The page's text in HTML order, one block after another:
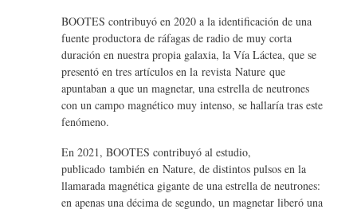
BOOTES contribuyó en 2020 a la identificación de una
fuente productora de ráfagas de radio de muy corta
duración en nuestra propia galaxia, la Vía Láctea, que se
presentó en tres artículos en la revista Nature que
apuntaban a que un magnetar, una estrella de neutrones
con un campo magnético muy intenso, se hallaría tras este
fenómeno.
En 2021, BOOTES contribuyó al estudio,
publicado también en Nature, de distintos pulsos en la
llamarada magnética gigante de una estrella de neutrones:
en apenas una décima de segundo, un magnetar liberó una